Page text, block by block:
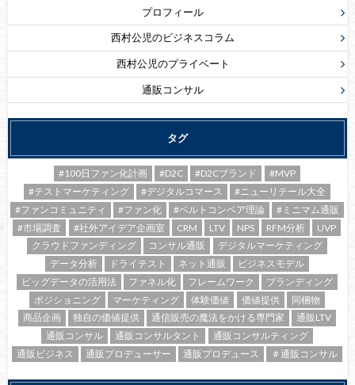
プロフィール
西村公児のビジネスコラム
西村公児のプライベート
通販コンサル
タグ
#100日ファン化計画 #D2C #D2Cブランド
#MVP
#テストマーケティング
#デジタルコマース
#ニューリテール大全
#ファンコミュニティ
#ファン化 #ベルトコンベア理論
#ミニマム通販
#市場調査
#社外アイデア企画室 CRM LTV NPS RFM分析
UVP
クラウドファンディング
コンサル通販
デジタルマーケティング
データ分析
ドライテスト ネット通販
ビジネスモデル
ビッグデータの活用法
ファネル化 フレームワーク
ブランディング
ポジショニング
マーケティング 体験価値 価値提供
同梱物
商品企画
独自の価値提供 通信販売の魔法をかける専門家
通販LTV
通販コンサル
通販コンサルタント
通販コンサルティング
通販ビジネス
通販プロデューサー 通販プロデュース ＃通販コンサル